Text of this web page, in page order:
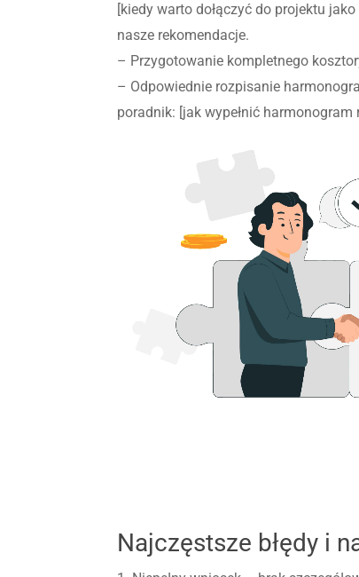
[kiedy warto dołączyć do projektu
nasze rekomendacje.
– Przygotowanie kompletnego
– Odpowiednie rozpisanie
poradnik: [jak wypełnić
Najczęstsze błędy i